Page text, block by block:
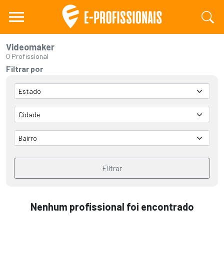
Videomaker
0 Profissional
Filtrar por
Filtrar
Nenhum profissional foi encontrado